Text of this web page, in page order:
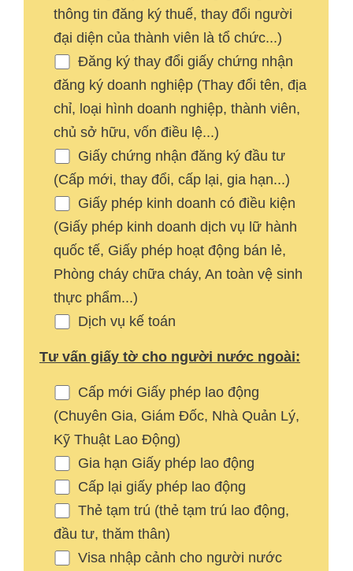
thông tin đăng ký thuế, thay đổi người
đại diện của thành viên là tổ chức...)
Đăng ký thay đổi giấy chứng nhận
đăng ký doanh nghiệp (Thay đổi tên, địa
chỉ, loại hình doanh nghiệp, thành viên,
chủ sở hữu, vốn điều lệ...)
Giấy chứng nhận đăng ký đầu tư
(Cấp mới, thay đổi, cấp lại, gia hạn...)
Giấy phép kinh doanh có điều kiện
(Giấy phép kinh doanh dịch vụ lữ hành
quốc tế, Giấy phép hoạt động bán lẻ,
Phòng cháy chữa cháy, An toàn vệ sinh
thực phẩm...)
Dịch vụ kế toán
Tư vấn giấy tờ cho người nước ngoài:
Cấp mới Giấy phép lao động
(Chuyên Gia, Giám Đốc, Nhà Quản Lý,
Kỹ Thuật Lao Động)
Gia hạn Giấy phép lao động
Cấp lại giấy phép lao động
Thẻ tạm trú (thẻ tạm trú lao động,
đầu tư, thăm thân)
Visa nhập cảnh cho người nước